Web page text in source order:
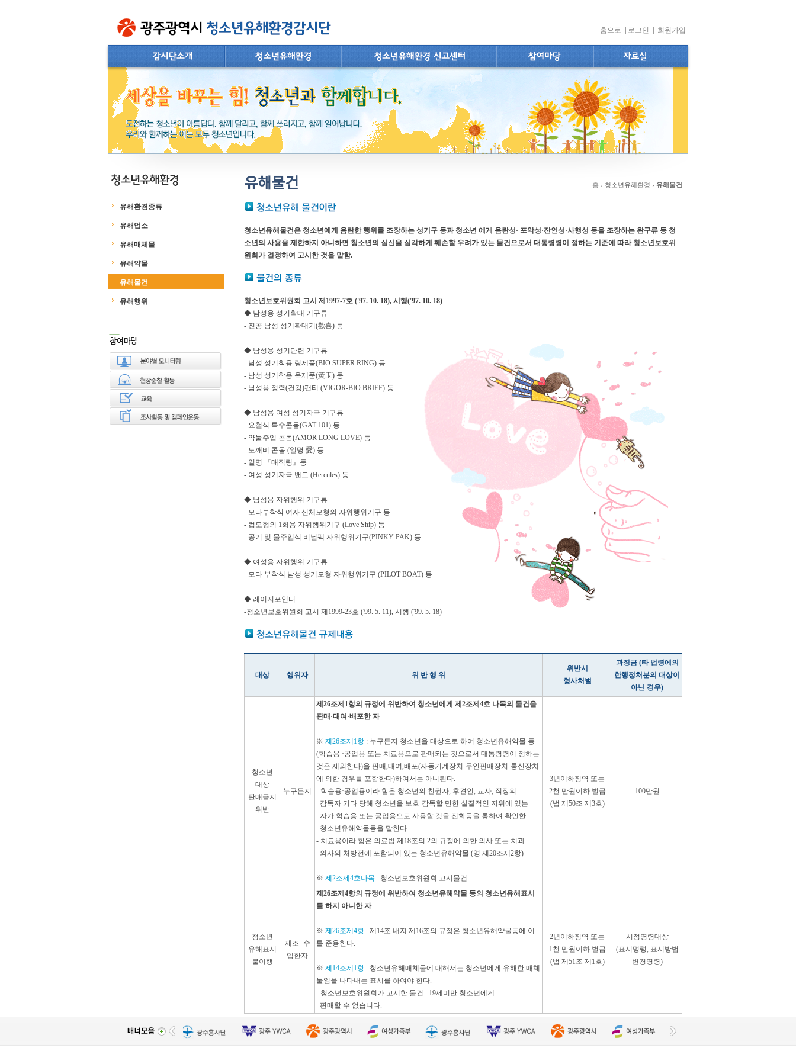
홈으로 로그인 회원가입
유해환경종류
유해업소
유해매체물
유해약물
유해물건
유해행위
유해물건 홈 › 청소년유해환경 › 유해물건
청소년유해물건은 청소년에게 음란한 행위를 조장하는 성기구 등과 청소년 에게 음란성· 포악성·잔인성·사행성 등을 조장하는 완구류 등 청
소년의 사용을 제한하지 아니하면 청소년의 심신을 심각하게 훼손할 우려가 있는 물건으로서 대통령령이 정하는 기준에 따라 청소년보호위
원회가 결정하여 고시한 것을 말함.
청소년보호위원회 고시 제1997-7호 ('97. 10. 18), 시행('97. 10. 18)
◆ 남성용 성기확대 기구류
- 진공 남성 성기확대기(歡喜) 등
◆ 남성용 성기단련 기구류
- 남성 성기착용 링제품(BIO SUPER RING) 등
- 남성 성기착용 옥제품(黃玉) 등
- 남성용 정력(건강)팬티 (VIGOR-BIO BRIEF) 등
◆ 남성용 여성 성기자극 기구류
- 요철식 특수콘돔(GAT-101) 등
- 약물주입 콘돔(AMOR LONG LOVE) 등
- 도깨비 콘돔 (일명 愛) 등
- 일명 『매직링』등
- 여성 성기자극 밴드 (Hercules) 등
◆ 남성용 자위행위 기구류
- 모타부착식 여자 신체모형의 자위행위기구 등
- 컵모형의 1회용 자위행위기구 (Love Ship) 등
- 공기 및 물주입식 비닐팩 자위행위기구(PINKY PAK) 등
◆ 여성용 자위행위 기구류
- 모타 부착식 남성 성기모형 자위행위기구 (PILOT BOAT) 등
◆ 레이저포인터
-청소년보호위원회 고시 제1999-23호 ('99. 5. 11), 시행 ('99. 5. 18)
대상 행위자 위 반 행 위
위반시
형사처벌
과징금 (타 법령에의
한행정처분의 대상이
아닌 경우)
청소년
대상
판매금지
위반
누구든지
제26조제1항의 규정에 위반하여 청소년에게 제2조제4호 나목의 물건을
판매·대여·배포한 자
※ 제26조제1항 : 누구든지 청소년을 대상으로 하여 청소년유해약물 등
(학습용 ·공업용 또는 치료용으로 판매되는 것으로서 대통령령이 정하는
것은 제외한다)을 판매,대여,배포(자동기계장치·무인판매장치·통신장치
에 의한 경우를 포함한다)하여서는 아니된다.
- 학습용·공업용이라 함은 청소년의 친권자, 후견인, 교사, 직장의
감독자 기타 당해 청소년을 보호·감독할 만한 실질적인 지위에 있는
자가 학습용 또는 공업용으로 사용할 것을 전화등을 통하여 확인한
청소년유해약물등을 말한다
- 치료용이라 함은 의료법 제18조의 2의 규정에 의한 의사 또는 치과
의사의 처방전에 포함되어 있는 청소년유해약물 (영 제20조제2항)
※ 제2조제4호나목 : 청소년보호위원회 고시물건
3년이하징역 또는
2천 만원이하 벌금
(법 제50조 제3호)
100만원
청소년
유해표시
불이행
제조· 수
입한자
제26조제4항의 규정에 위반하여 청소년유해약물 등의 청소년유해표시
를 하지 아니한 자
※ 제26조제4항 : 제14조 내지 제16조의 규정은 청소년유해약물등에 이
를 준용한다.
※ 제14조제1항 : 청소년유해매체물에 대해서는 청소년에게 유해한 매체
물임을 나타내는 표시를 하여야 한다.
- 청소년보호위원회가 고시한 물건 : 19세미만 청소년에게
판매할 수 없습니다.
2년이하징역 또는
1천 만원이하 벌금
(법 제51조 제1호)
시정명령대상
(표시명령, 표시방법
변경명령)